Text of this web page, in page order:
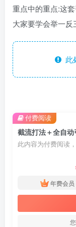
重点中的重点:这
大家要学会举一反
此
此内容为付费阅读
年费会员
付费阅读